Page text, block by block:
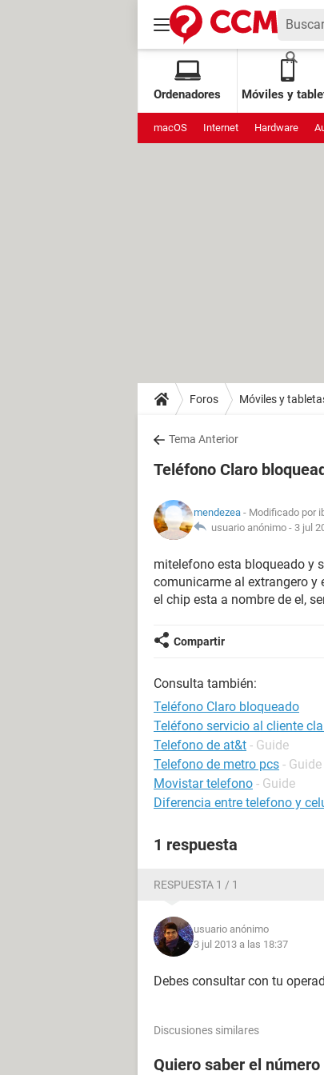
Ordenadores Móviles y
macOS Internet Hardware
Foros Móviles y
Tema Anterior
Teléfono Claro
mendezea - Modificado por
usuario anónimo - 3 jul
mitelefono esta bloqueado y
comunicarme al extrangero y
el chip esta a nombre de el,
Compartir
Consulta también:
Teléfono Claro bloqueado
Teléfono servicio al cliente
Telefono de at&t - Guide
Telefono de metro pcs - Guide
Movistar telefono - Guide
Diferencia entre telefono y
1 respuesta
RESPUESTA 1 / 1
usuario anónimo
3 jul 2013 a las 18:37
Debes consultar con tu
Discusiones similares
Quiero saber el